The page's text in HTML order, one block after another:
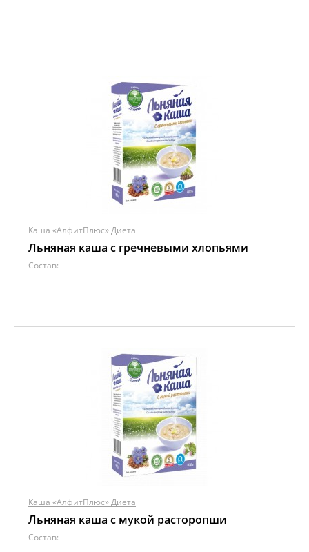
Каша «АлфитПлюс» Диета
Льняная каша с гречневыми хлопьями
Состав:
Каша «АлфитПлюс» Диета
Льняная каша с мукой расторопши
Состав: